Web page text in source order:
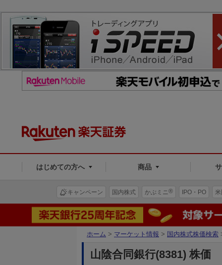
はじめての方へ 商品
キャンペーン 国内株式 かぶミニ ® IPO・PO
ホーム > マーケット情報 > 国内株式株価検索
山陰合同銀行(8381) 株価